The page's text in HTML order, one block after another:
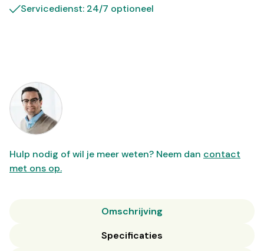
Servicedienst: 24/7 optioneel
Hulp nodig of wil je meer weten? Neem dan contact
met ons op.
Omschrijving
Specificaties